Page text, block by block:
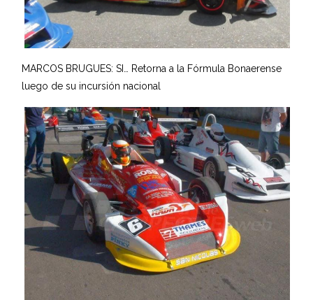
MARCOS BRUGUES: SI… Retorna a la Fórmula Bonaerense
luego de su incursión nacional